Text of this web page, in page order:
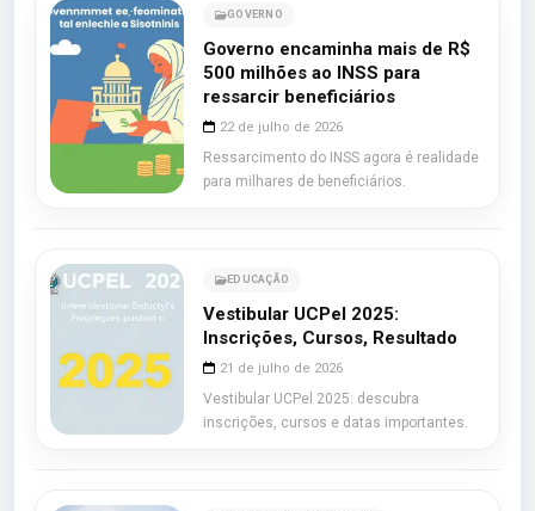
GOVERNO
Governo encaminha mais de R$
500 milhões ao INSS para
ressarcir beneficiários
22 de julho de 2026
Ressarcimento do INSS agora é realidade
para milhares de beneficiários.
EDUCAÇÃO
Vestibular UCPel 2025:
Inscrições, Cursos, Resultado
21 de julho de 2026
Vestibular UCPel 2025: descubra
inscrições, cursos e datas importantes.